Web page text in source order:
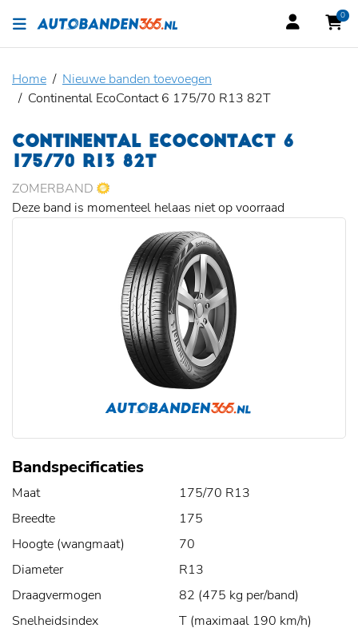
0
Home
Nieuwe banden toevoegen
Continental EcoContact 6 175/70 R13 82T
CONTINENTAL ECOCONTACT 6
175/70 R13 82T
ZOMERBAND
Deze band is momenteel helaas niet op voorraad
Bandspecificaties
Maat
175/70 R13
Breedte
175
Hoogte (wangmaat)
70
Diameter
R13
Draagvermogen
82 (475 kg per/band)
Snelheidsindex
T (maximaal 190 km/h)